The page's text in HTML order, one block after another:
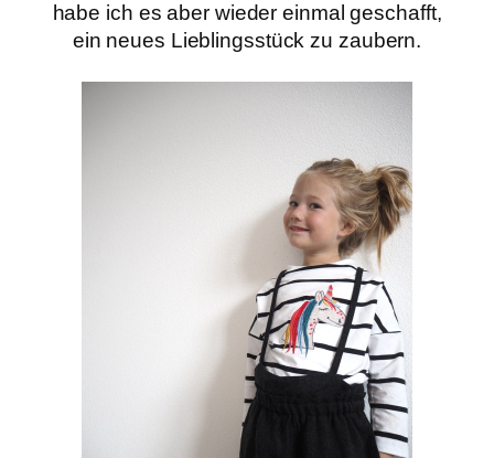
habe ich es aber wieder einmal geschafft,
ein neues Lieblingsstück zu zaubern.